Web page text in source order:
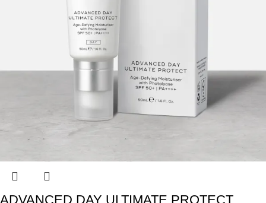
ADVANCED DAY ULTIMATE PROTECT